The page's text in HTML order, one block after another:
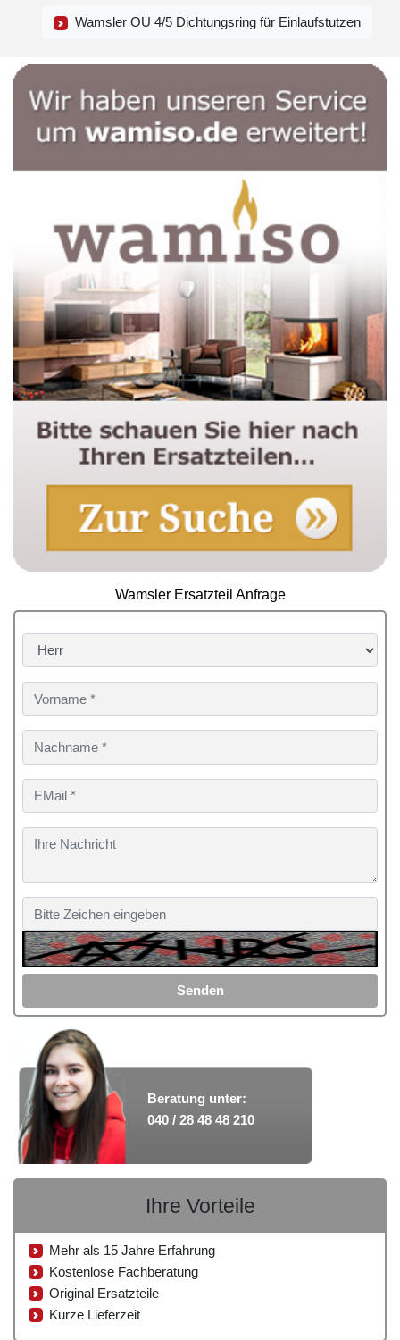
Wamsler OU 4/5 Dichtungsring für Einlaufstutzen
Wamsler Ersatzteil Anfrage
Senden
Beratung unter:
040 / 28 48 48 210
Ihre Vorteile
Mehr als 15 Jahre Erfahrung
Kostenlose Fachberatung
Original Ersatzteile
Kurze Lieferzeit